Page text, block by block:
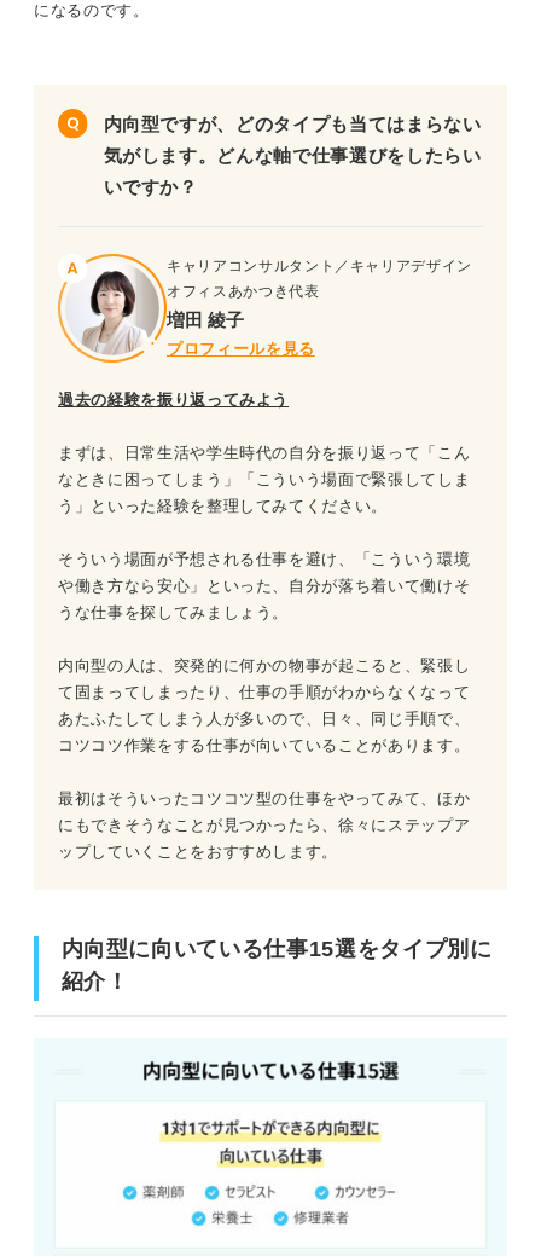
になるのです。
内向型ですが、どのタイプも当てはまらない
気がします。どんな軸で仕事選びをしたらい
いですか？
キャリアコンサルタント／キャリアデザイン
オフィスあかつき代表
増田 綾子
プロフィールを見る
過去の経験を振り返ってみよう
まずは、日常生活や学生時代の自分を振り返って「こん
なときに困ってしまう」「こういう場面で緊張してしま
う」といった経験を整理してみてください。
そういう場面が予想される仕事を避け、「こういう環境
や働き方なら安心」といった、自分が落ち着いて働けそ
うな仕事を探してみましょう。
内向型の人は、突発的に何かの物事が起こると、緊張し
て固まってしまったり、仕事の手順がわからなくなって
あたふたしてしまう人が多いので、日々、同じ手順で、
コツコツ作業をする仕事が向いていることがあります。
最初はそういったコツコツ型の仕事をやってみて、ほか
にもできそうなことが見つかったら、徐々にステップア
ップしていくことをおすすめします。
内向型に向いている仕事15選をタイプ別に
紹介！